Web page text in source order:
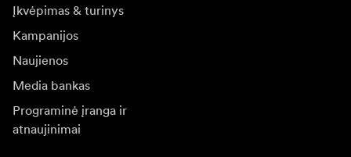
Įkvėpimas & turinys
Kampanijos
Naujienos
Media bankas
Programinė įranga ir
atnaujinimai